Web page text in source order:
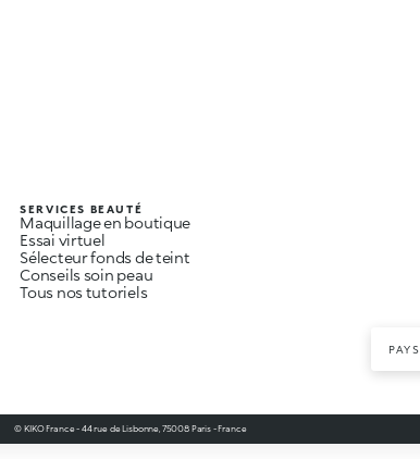
SERVICES BEAUTÉ
Maquillage en boutique
Essai virtuel
Sélecteur fonds de teint
Conseils soin peau
Tous nos tutoriels
PAYS
© KIKO France - 44 rue de Lisbonne, 75008 Paris - France